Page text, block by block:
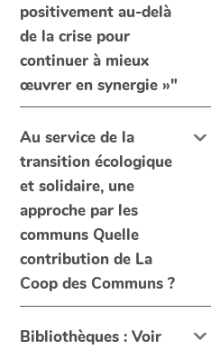
positivement au-delà
de la crise pour
continuer à mieux
œuvrer en synergie »"
Au service de la
transition écologique
et solidaire, une
approche par les
communs Quelle
contribution de La
Coop des Communs ?
Bibliothèques : Voir